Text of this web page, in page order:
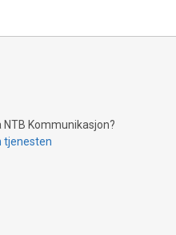
Kommunikasjon?
tjenesten